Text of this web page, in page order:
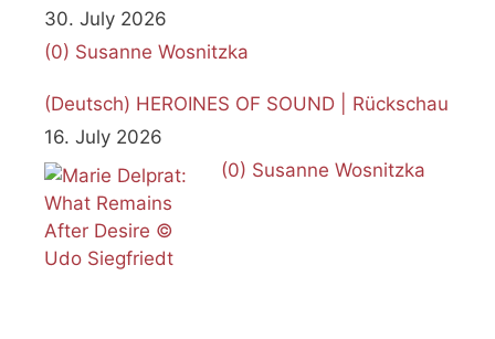
30. July 2026
(0) Susanne Wosnitzka
(Deutsch) HEROINES OF SOUND | Rückschau
16. July 2026
(0) Susanne Wosnitzka